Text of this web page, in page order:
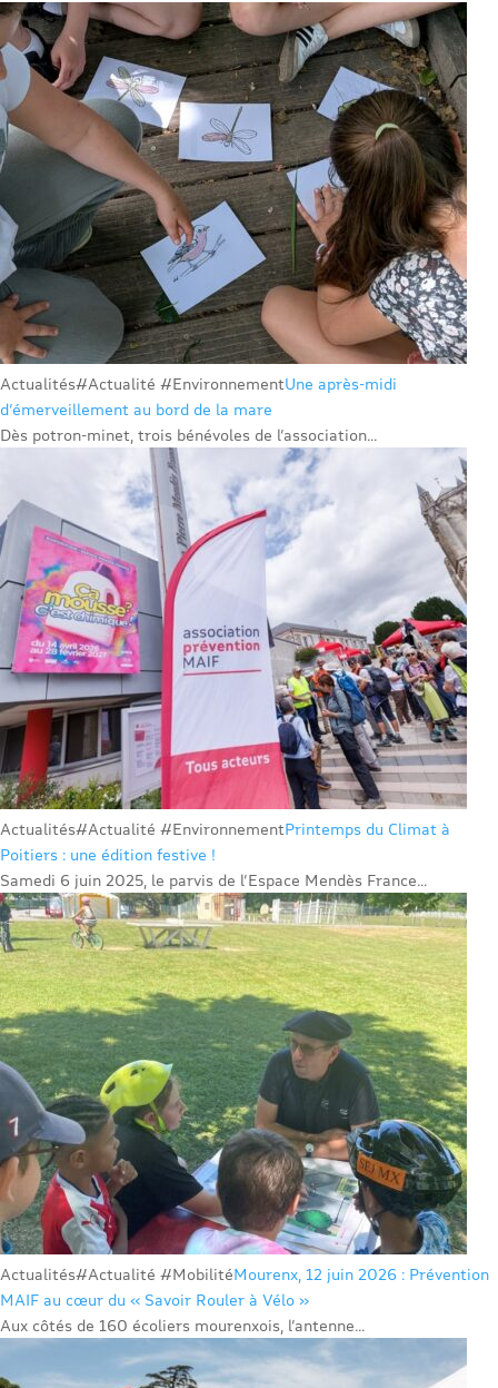
Actualités#Actualité #EnvironnementUne après-midi
d’émerveillement au bord de la mare
Dès potron-minet, trois bénévoles de l’association...
Actualités#Actualité #EnvironnementPrintemps du Climat à
Poitiers : une édition festive !
Samedi 6 juin 2025, le parvis de l’Espace Mendès France...
Actualités#Actualité #MobilitéMourenx, 12 juin 2026 : Prévention
MAIF au cœur du « Savoir Rouler à Vélo »
Aux côtés de 160 écoliers mourenxois, l’antenne...